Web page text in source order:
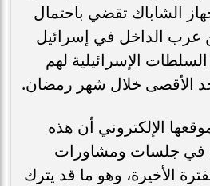
الشاباك تقضي باحتمال
عرب الداخل في إسرائيل
الإسرائيلية لهم
الأقصى خلال شهر رمضان.
الإلكتروني أن هذه
في جلسات ومشاورات
الأخيرة، وهو ما قد يترك